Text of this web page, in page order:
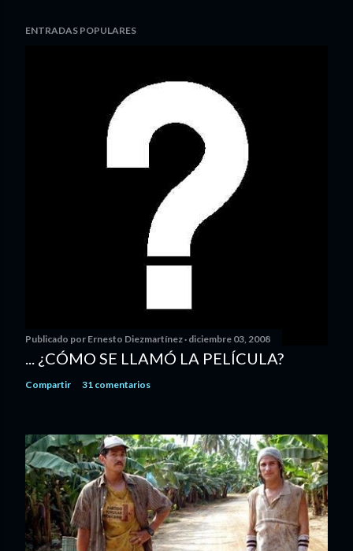
ENTRADAS POPULARES
Publicado por Ernesto Diezmartínez diciembre 03, 2008
... ¿CÓMO SE LLAMÓ LA PELÍCULA?
Compartir 31 comentarios